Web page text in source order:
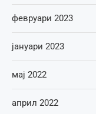
февруари 2023
јануари 2023
мај 2022
април 2022